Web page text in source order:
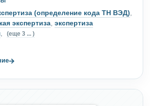
(определение кода ТН ВЭД),
экспертиза, экспертиза
, (еще 3 ... )
→